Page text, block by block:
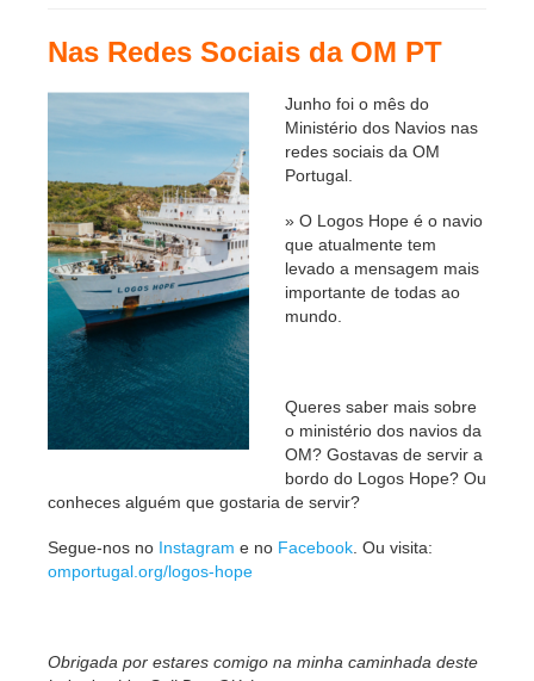
Nas Redes Sociais da OM PT
Junho foi o mês do
Ministério dos Navios nas
redes sociais da OM
Portugal.
» O Logos Hope é o navio
que atualmente tem
levado a mensagem mais
importante de todas ao
mundo.
Queres saber mais sobre
o ministério dos navios da
OM? Gostavas de servir a
bordo do Logos Hope? Ou
conheces alguém que gostaria de servir?
Segue-nos no Instagram e no Facebook . Ou visita:
omportugal.org/logos-hope
Obrigada por estares comigo na minha caminhada deste